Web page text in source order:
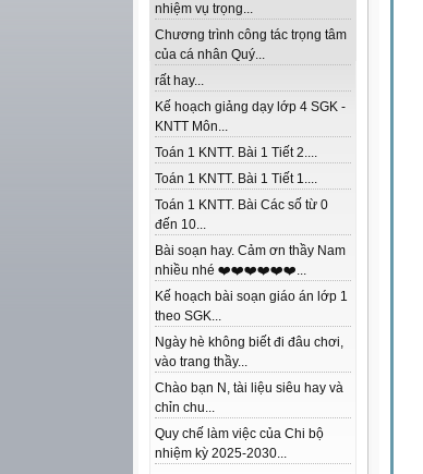
nhiệm vụ trọng...
Chương trình công tác trọng tâm
của cá nhân Quý...
rất hay...
Kế hoạch giảng dạy lớp 4 SGK -
KNTT Môn...
Toán 1 KNTT. Bài 1 Tiết 2....
Toán 1 KNTT. Bài 1 Tiết 1....
Toán 1 KNTT. Bài Các số từ 0
đến 10...
Bài soạn hay. Cảm ơn thầy Nam
nhiều nhé ❤️❤️❤️❤️❤️❤️...
Kế hoạch bài soạn giáo án lớp 1
theo SGK...
Ngày hè không biết đi đâu chơi,
vào trang thầy...
Chào bạn N, tài liệu siêu hay và
chỉn chu...
Quy chế làm việc của Chi bộ
nhiệm kỳ 2025-2030...